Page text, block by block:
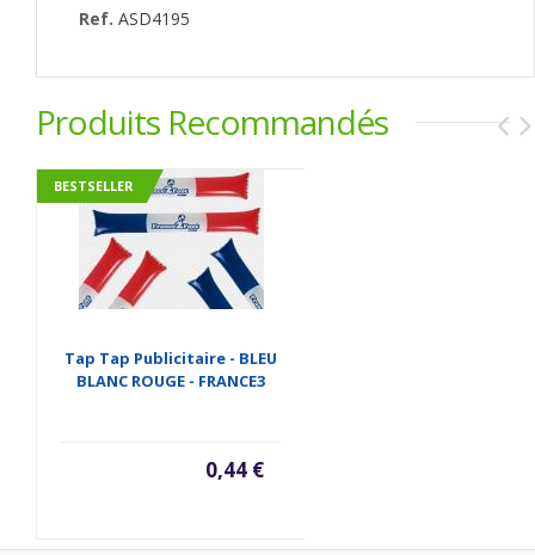
Ref. ASD4195
Produits Recommandés
BESTSELLER
Tap Tap Publicitaire - BLEU
BLANC ROUGE - FRANCE3
0,44 €